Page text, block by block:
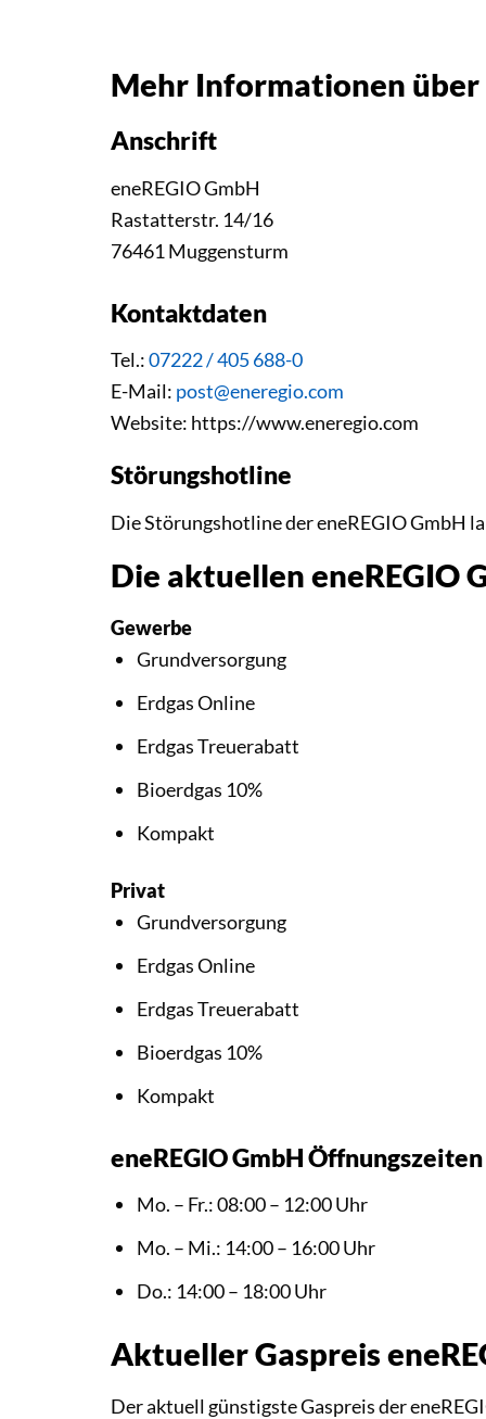
Mehr Informationen über
Anschrift
eneREGIO GmbH
Rastatterstr. 14/16
76461 Muggensturm
Kontaktdaten
Tel.:07222 / 405 688-0
E-Mail: post@eneregio.com
Website: https://www.eneregio.com
Störungshotline
Die Störungshotline der eneREGIO GmbH
Die aktuellen eneREGIO
Gewerbe
Grundversorgung
Erdgas Online
Erdgas Treuerabatt
Bioerdgas 10%
Kompakt
Privat
Grundversorgung
Erdgas Online
Erdgas Treuerabatt
Bioerdgas 10%
Kompakt
eneREGIO GmbH Öffnungszeiten
Mo. – Fr.: 08:00 – 12:00 Uhr
Mo. – Mi.: 14:00 – 16:00 Uhr
Do.: 14:00 – 18:00 Uhr
Aktueller Gaspreis
Der aktuell günstigste Gaspreis der